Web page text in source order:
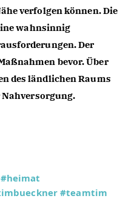
verfolgen können. Die
wahnsinnig
Der
bevor. Über
des ländlichen Raums
#heimat
#teamtim